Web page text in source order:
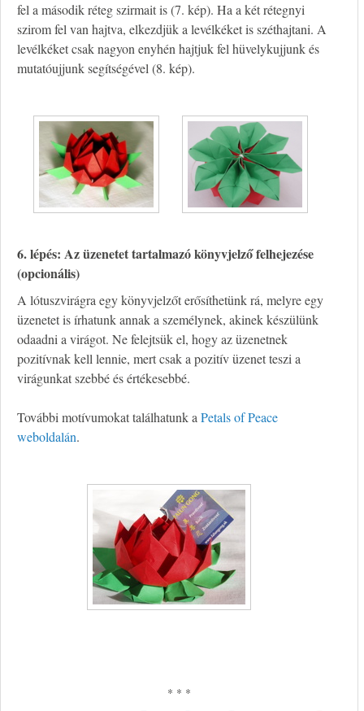
fel a második réteg szirmait is (7. kép). Ha a két rétegnyi
szirom fel van hajtva, elkezdjük a levélkéket is széthajtani. A
levélkéket csak nagyon enyhén hajtjuk fel hüvelykujjunk és
mutatóujjunk segítségével (8. kép).
6. lépés: Az üzenetet tartalmazó könyvjelző felhejezése
(opcionális)
A lótuszvirágra egy könyvjelzőt erősíthetünk rá, melyre egy
üzenetet is írhatunk annak a személynek, akinek készülünk
odaadni a virágot. Ne felejtsük el, hogy az üzenetnek
pozitívnak kell lennie, mert csak a pozitív üzenet teszi a
virágunkat szebbé és értékesebbé.
További motívumokat találhatunk a Petals of Peace
weboldalán.
* * *